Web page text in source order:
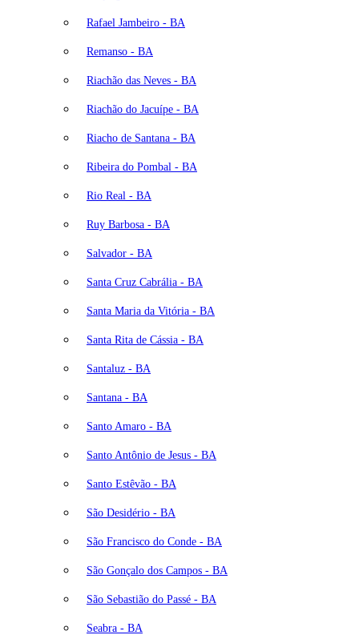
Rafael Jambeiro - BA
Remanso - BA
Riachão das Neves - BA
Riachão do Jacuípe - BA
Riacho de Santana - BA
Ribeira do Pombal - BA
Rio Real - BA
Ruy Barbosa - BA
Salvador - BA
Santa Cruz Cabrália - BA
Santa Maria da Vitória - BA
Santa Rita de Cássia - BA
Santaluz - BA
Santana - BA
Santo Amaro - BA
Santo Antônio de Jesus - BA
Santo Estêvão - BA
São Desidério - BA
São Francisco do Conde - BA
São Gonçalo dos Campos - BA
São Sebastião do Passé - BA
Seabra - BA